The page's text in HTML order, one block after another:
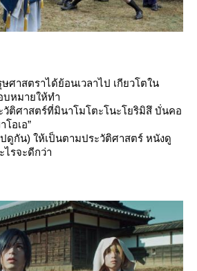
ศาสตราได้ย้อนเวลาไป เกียวโตใน
บหมายให้ทำ
วัติศาสตร์ที่มินาโมโตะโนะโยริมิสึ บั่นคอ
โอเอ”
ดูกัน) ให้เป็นตามประวัติศาสตร์ หนังดู
ไรจะดีกว่า